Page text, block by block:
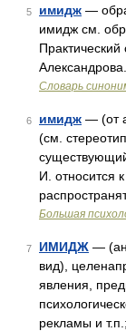
5 имидж —
имидж см.
Словарь
6 имидж — (от
(см.
И. относится
Большая
7 ИМИДЖ —
вид),
явления,
рекламы и